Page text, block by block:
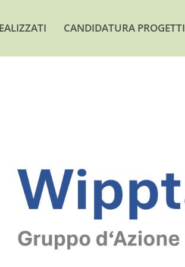
CANDIDATURA PROGETTI